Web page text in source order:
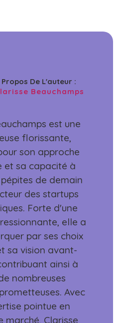
Propos De L'auteur :
Beauchamps
est une
florissante,
son approche
et sa capacité à
de demain
des startups
Forte d'une
elle a
par ses choix
sa vision avant-
ainsi à
nombreuses
Avec
pointue en
marché, Clarisse